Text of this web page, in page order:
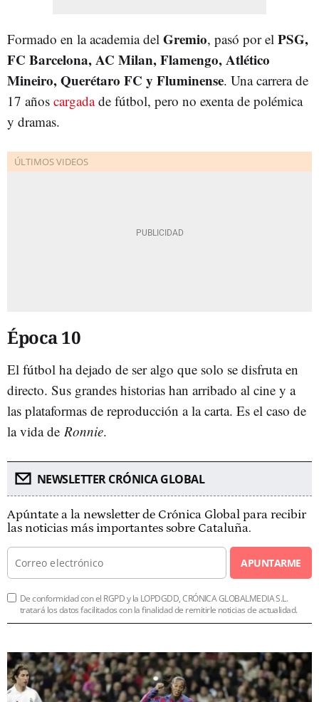
Formado en la academia del Gremio, pasó por el PSG,
FC Barcelona, AC Milan, Flamengo, Atlético
Mineiro, Querétaro FC y Fluminense. Una carrera de
17 años cargadade fútbol, pero no exenta de polémica
y dramas.
Época 10
El fútbol ha dejado de ser algo que solo se disfruta en
directo. Sus grandes historias han arribado al cine y a
las plataformas de reproducción a la carta. Es el caso de
la vida de Ronnie.
NEWSLETTER CRÓNICA GLOBAL
Apúntate a la newsletter de Crónica Global para recibir
las noticias más importantes sobre Cataluña.
APUNTARME
De conformidad con el RGPD y la LOPDGDD, CRÓNICA GLOBALMEDIA S.L.
tratará los datos facilitados con la finalidad de remitirle noticias de actualidad.